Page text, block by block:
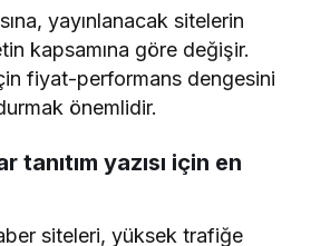
yayınlanacak sitelerin
kapsamına göre değişir.
fiyat-performans dengesini
önemlidir.
yazısı için en
siteleri, yüksek trafiğe